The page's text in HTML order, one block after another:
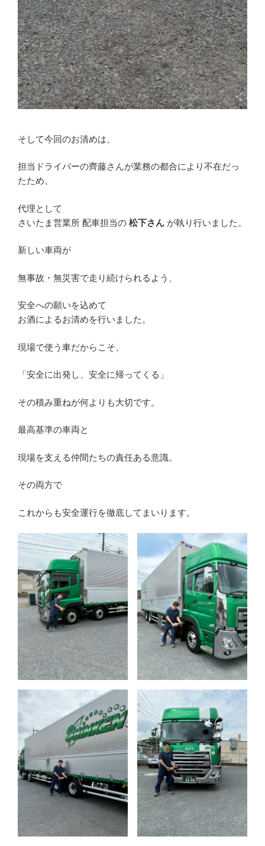
そして今回のお清めは、
担当ドライバーの齊藤さんが業務の都合により不在だっ
たため、
代理として
さいたま営業所 配車担当の 松下さん が執り行いました。
新しい車両が
無事故・無災害で走り続けられるよう、
安全への願いを込めて
お酒によるお清めを行いました。
現場で使う車だからこそ、
「安全に出発し、安全に帰ってくる」
その積み重ねが何よりも大切です。
最高基準の車両と
現場を支える仲間たちの責任ある意識。
その両方で
これからも安全運行を徹底してまいります。